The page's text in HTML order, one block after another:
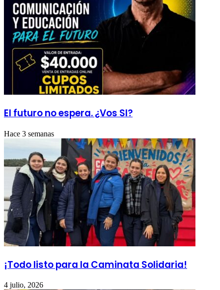
El futuro no espera. ¿Vos SI?
Hace 3 semanas
¡Todo listo para la Caminata Solidaria!
4 julio, 2026